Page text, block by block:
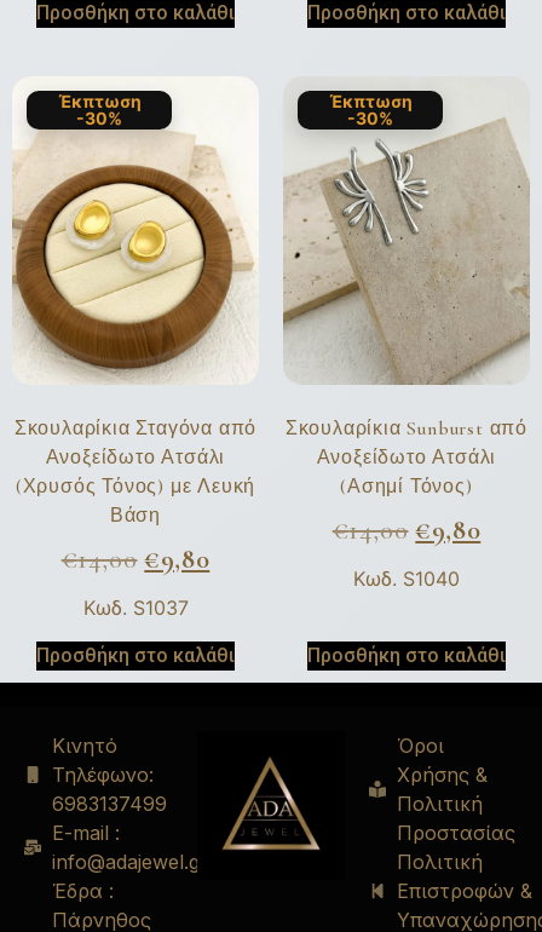
Προσθήκη στο καλάθι Προσθήκη στο καλάθι
Έκπτωση
-30%
Σκουλαρίκια Σταγόνα από
Ανοξείδωτο Ατσάλι
(Χρυσός Τόνος) με Λευκή
Βάση
€14,00 €9,80
Κωδ. S1037
Προσθήκη στο καλάθι
Έκπτωση
-30%
Σκουλαρίκια Sunburst από
Ανοξείδωτο Ατσάλι
(Ασημί Τόνος)
€14,00 €9,80
Κωδ. S1040
Προσθήκη στο καλάθι
Κινητό
Τηλέφωνο:
6983137499
E-mail :
info@adajewel.gr
Έδρα :
Πάρνηθος
Όροι
Χρήσης &
Πολιτική
Προστασίας
Πολιτική
Επιστροφών &